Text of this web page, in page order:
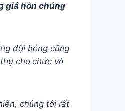
giá hơn chúng
đội bóng cũng
cho chức vô
chúng tôi rất